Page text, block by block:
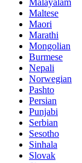
Malayalam
Maltese
Maori
Marathi
Mongolian
Burmese
Nepali
Norwegian
Pashto
Persian
Punjabi
Serbian
Sesotho
Sinhala
Slovak